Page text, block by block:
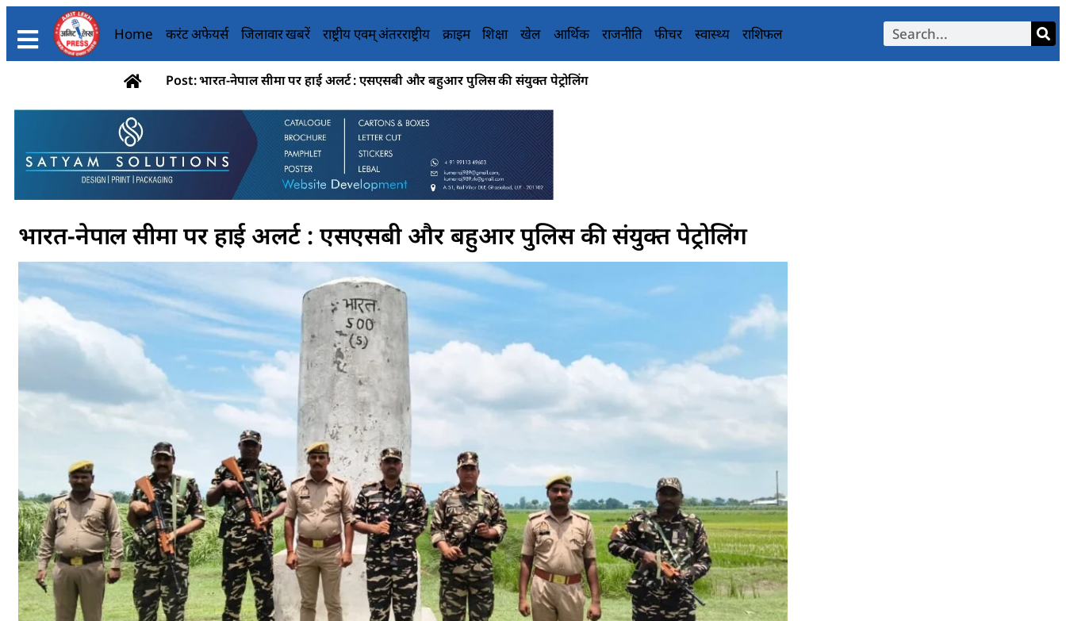
Home करंट अफेयर्स जिलावार खबरें राष्ट्रीय एवम् अंतरराष्ट्रीय क्राइम शिक्षा खेल आर्थिक राजनीति फीचर स्वास्थ्य राशिफल
Post: भारत-नेपाल सीमा पर हाई अलर्ट : एसएसबी और बहुआर पुलिस की संयुक्त पेट्रोलिंग
भारत-नेपाल सीमा पर हाई अलर्ट : एसएसबी और बहुआर पुलिस की संयुक्त पेट्रोलिंग